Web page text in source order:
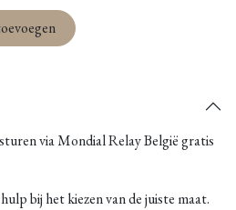
via Mondial Relay België gratis
bij het kiezen van de juiste maat.